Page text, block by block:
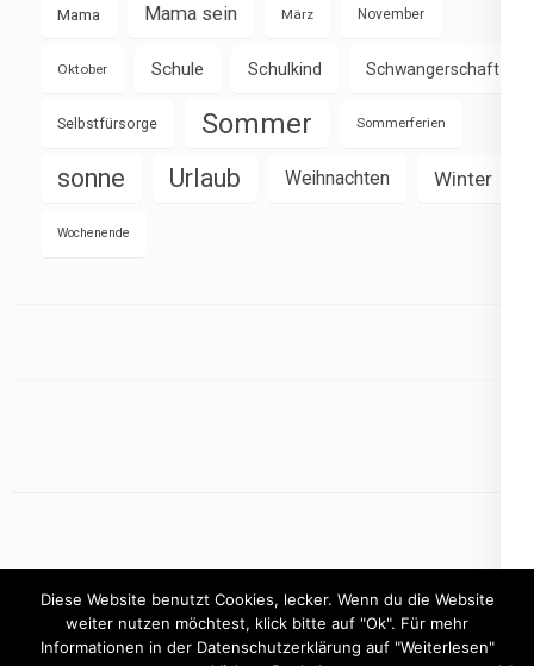
Mama Mama sein März November
Oktober Schule Schulkind Schwangerschaft
Selbstfürsorge Sommer Sommerferien
sonne Urlaub Weihnachten Winter
Wochenende
Diese Website benutzt Cookies, lecker. Wenn du die Website
weiter nutzen möchtest, klick bitte auf "Ok". Für mehr
Informationen in der Datenschutzerklärung auf "Weiterlesen"